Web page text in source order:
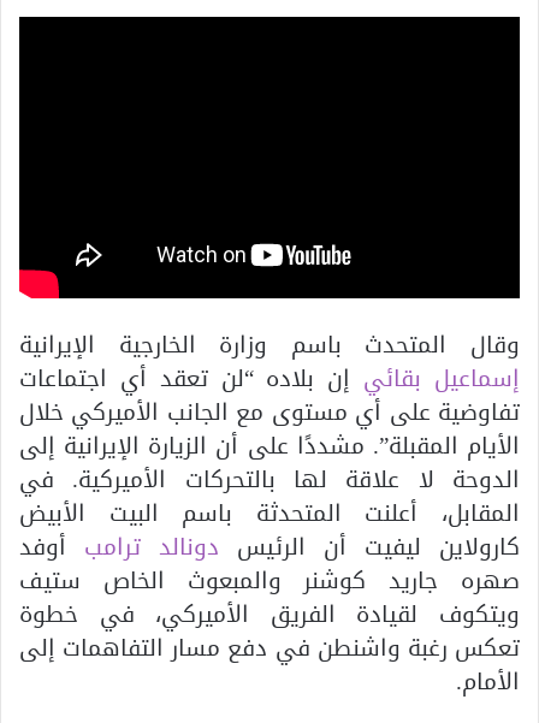
وقال المتحدث باسم وزارة الخارجية الإيرانية
إسماعيل بقائي إن بلاده “لن تعقد أي اجتماعات
تفاوضية على أي مستوى مع الجانب الأميركي خلال
الأيام المقبلة”. مشددًا على أن الزيارة الإيرانية إلى
الدوحة لا علاقة لها بالتحركات الأميركية. في
المقابل، أعلنت المتحدثة باسم البيت الأبيض
كارولاين ليفيت أن الرئيس دونالد ترامب أوفد
صهره جاريد كوشنر والمبعوث الخاص ستيف
ويتكوف لقيادة الفريق الأميركي، في خطوة
تعكس رغبة واشنطن في دفع مسار التفاهمات إلى
الأمام.